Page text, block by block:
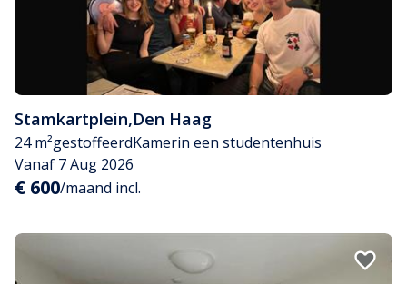
Stamkartplein,Den Haag
24 m²gestoffeerdKamerin een studentenhuis
Vanaf 7 Aug 2026
€ 600/maand incl.